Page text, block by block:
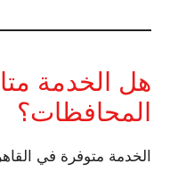
هل الخدمة
المحافظات؟
الخدمة متوفرة في